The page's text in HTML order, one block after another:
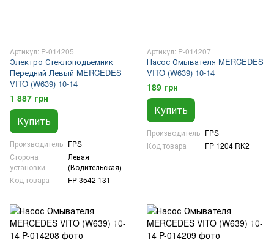
Артикул: P-014205
Электро Стеклоподъемник
Передний Левый MERCEDES
VITO (W639) 10-14
1 887 грн
Купить
Производитель FPS
Сторона
установки
Левая
(Водительская)
Код товара
FP 3542 131
Артикул: P-014207
Насос Омывателя MERCEDES
VITO (W639) 10-14
189 грн
Купить
Производитель FPS
Код товара
FP 1204 RK2